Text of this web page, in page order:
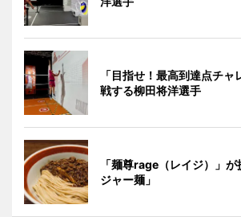
「目指せ！最高到達点チ
戦する柳田将洋選手
「麺尊rage（レイジ）」
ジャー麺」